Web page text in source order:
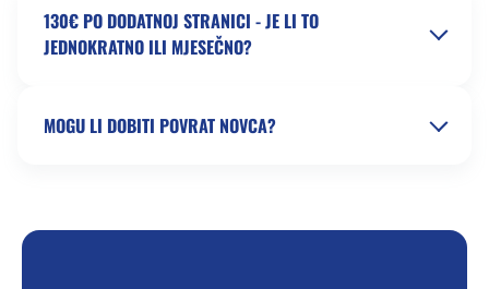
130€ PO DODATNOJ STRANICI - JE LI TO
JEDNOKRATNO ILI MJESEČNO?
MOGU LI DOBITI POVRAT NOVCA?